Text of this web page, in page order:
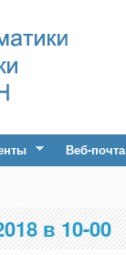
Веб-почта
в 10-00